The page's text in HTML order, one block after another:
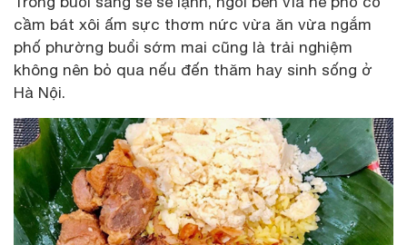
cầm bát xôi ấm sực thơm nức vừa ăn vừa ngắm
phố phường buổi sớm mai cũng là trải nghiệm
không nên bỏ qua nếu đến thăm hay sinh sống ở
Hà Nội.